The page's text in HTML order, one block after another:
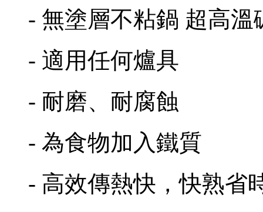
- 無塗層不粘鍋 超高溫
- 適用任何爐具
- 耐磨、耐腐蝕
- 為食物加入鐵質
- 高效傳熱快，快熟省